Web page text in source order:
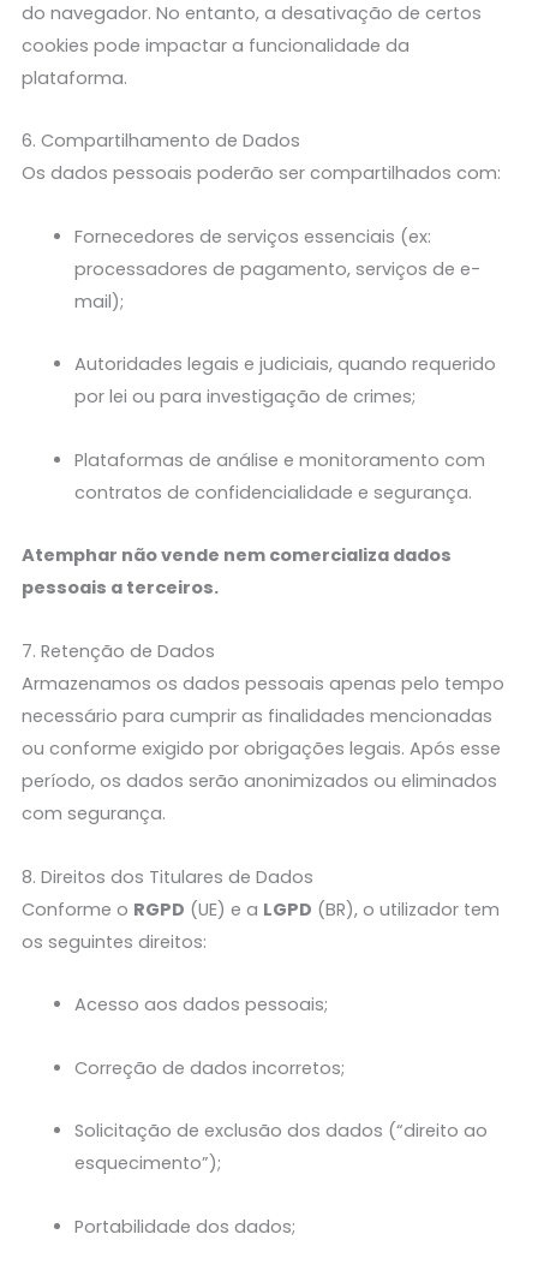
do navegador. No entanto, a desativação de certos
cookies pode impactar a funcionalidade da
plataforma.
6. Compartilhamento de Dados
Os dados pessoais poderão ser compartilhados com:
Fornecedores de serviços essenciais (ex:
processadores de pagamento, serviços de e-
mail);
Autoridades legais e judiciais, quando requerido
por lei ou para investigação de crimes;
Plataformas de análise e monitoramento com
contratos de confidencialidade e segurança.
Atemphar não vende nem comercializa dados
pessoais a terceiros.
7. Retenção de Dados
Armazenamos os dados pessoais apenas pelo tempo
necessário para cumprir as finalidades mencionadas
ou conforme exigido por obrigações legais. Após esse
período, os dados serão anonimizados ou eliminados
com segurança.
8. Direitos dos Titulares de Dados
Conforme o RGPD (UE) e a LGPD (BR), o utilizador tem
os seguintes direitos:
Acesso aos dados pessoais;
Correção de dados incorretos;
Solicitação de exclusão dos dados (“direito ao
esquecimento”);
Portabilidade dos dados;